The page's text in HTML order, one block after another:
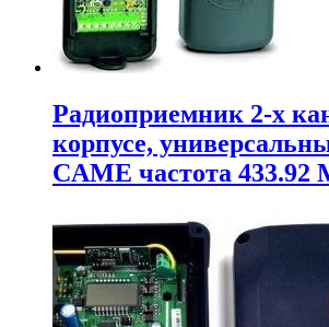
Радиоприемник 2-х
корпусе,
CAME частота 433.92